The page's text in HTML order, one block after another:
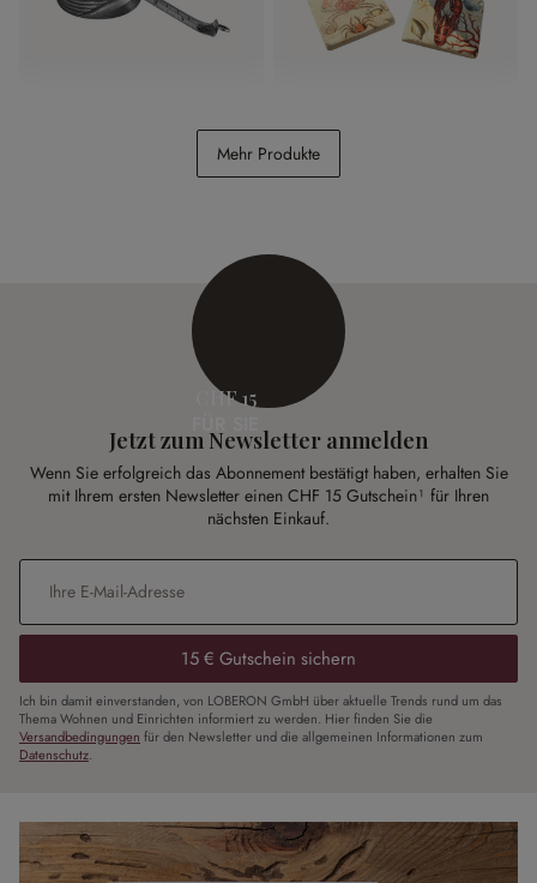
Untersetzer 4er Set
Celorin
Mehr Produkte
CHF 15
Jetzt zum Newsletter anmelden
Wenn Sie erfolgreich das Abonnement bestätigt haben, erhalten Sie
mit Ihrem ersten Newsletter einen CHF 15 Gutschein¹ für Ihren
nächsten Einkauf.
E-Mail-Adresse
15 € Gutschein sichern
Ich bin damit einverstanden, von LOBERON GmbH über aktuelle Trends rund um das
Thema Wohnen und Einrichten informiert zu werden. Hier finden Sie die
Versandbedingungen für den Newsletter und die allgemeinen Informationen zum
Datenschutz.